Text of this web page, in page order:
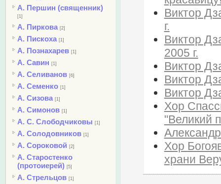
А. Першин (священник)
[1]
А. Пиркова [2]
А. Пискоха [1]
А. Познахарев [1]
А. Савин [1]
А. Селиванов [6]
А. Семенко [1]
А. Сизова [1]
А. Симонов [1]
А. С. Слободчиковы [1]
А. Солодовников [1]
А. Сороковой [2]
А. Старостенко
(протоиерей) [5]
А. Стрельцов [1]
Виктор
г.
Виктор
2005 г.
Виктор
Виктор
Виктор
Хор
"Великий
Хор
храни